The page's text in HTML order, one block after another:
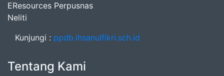
EResources Perpusnas
Neliti
Kunjungi : ppdb.ihsanulfikri.sch.id
Tentang Kami